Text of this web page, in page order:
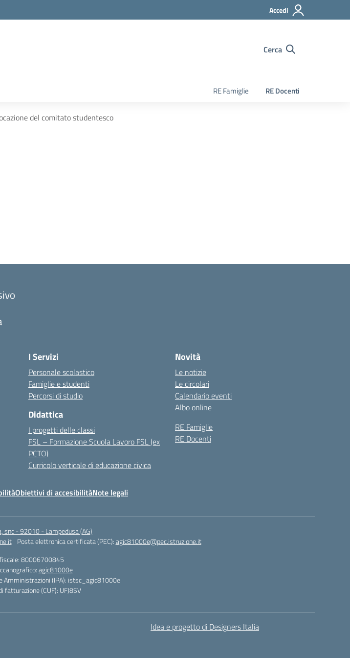
Accedi
Cerca
RE Famiglie RE Docenti
del comitato studentesco
I Servizi
Personale scolastico
Famiglie e studenti
Percorsi di studio
Didattica
I progetti delle classi
FSL – Formazione Scuola Lavoro FSL (ex
PCTO)
Curricolo verticale di educazione civica
Novità
Le notizie
Le circolari
Calendario eventi
Albo online
RE Famiglie
RE Docenti
Obiettivi di accesibilitàNote legali
snc - 92010 - Lampedusa (AG)
Posta elettronica certificata (PEC):agic81000e@pec.istruzione.it
80006700845
agic81000e
Amministrazioni (IPA): istsc_agic81000e
fatturazione (CUF): UFJ8SV
Idea e progetto di Designers Italia